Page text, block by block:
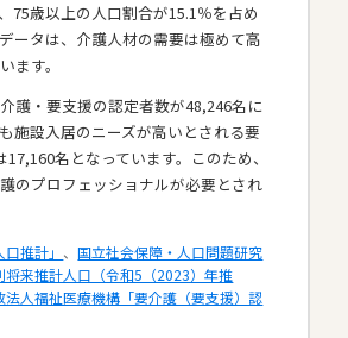
75歳以上の人口割合が15.1％を占め
ータは、介護人材の需要は極めて高
ます。
護・要支援の認定者数が48,246名に
施設入居のニーズが高いとされる要
名となっています。このため、
のプロフェッショナルが必要とされ
推計」 、国立社会保障・人口問題研究
将来推計人口（令和5（2023）年推
法人福祉医療機構「要介護（要支援）認